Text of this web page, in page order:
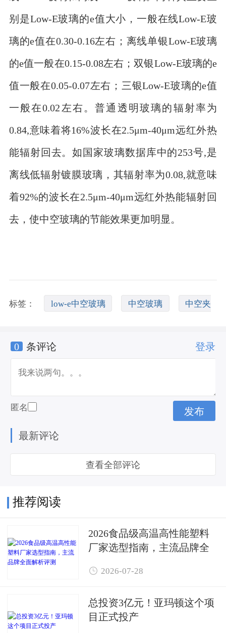
别是Low-E玻璃的e值大小，一般在线Low-E玻
璃的e值在0.30-0.16左右；离线单银Low-E玻璃
的e值一般在0.15-0.08左右；双银Low-E玻璃的e
值一般在0.05-0.07左右；三银Low-E玻璃的e值
一般在0.02左右。普通透明玻璃的辐射率为
0.84,意味着将16%波长在2.5μm-40μm远红外热
能辐射回去。如国家玻璃数据库中的253号,是
离线低辐射镀膜玻璃，其辐射率为0.08,就意味
着92%的波长在2.5μm-40μm远红外热能辐射回
去，使中空玻璃的节能效果更加明显。
标签： low-e中空玻璃 中空玻璃 中空夹
胶玻璃
0 条评论 登录
匿名
最新评论
查看全部评论
推荐阅读
2026食品级高温高性能塑料
厂家选型指南，主流品牌全
 2026-07-28
总投资3亿元！亚玛顿这个项
目正式投产